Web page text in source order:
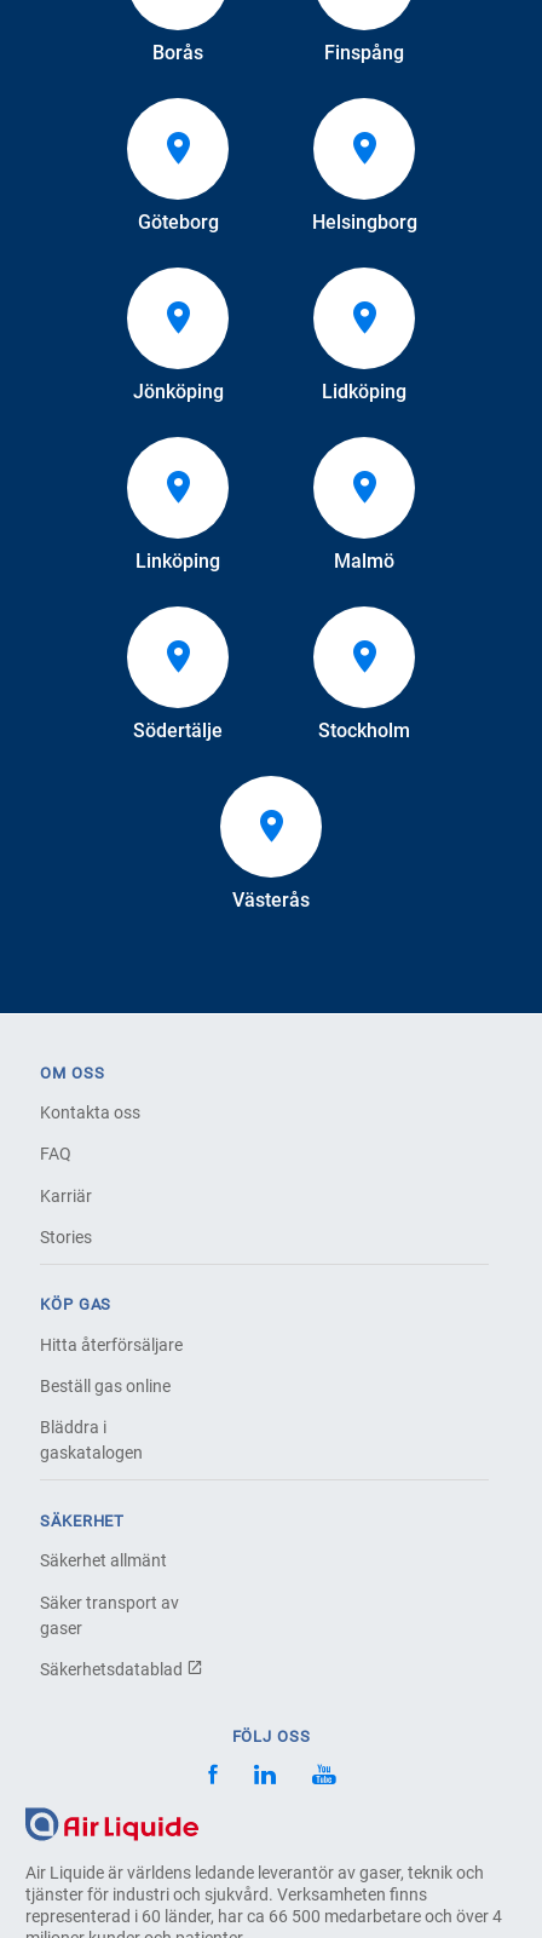
Borås Finspång
Göteborg Helsingborg
Jönköping Lidköping
Linköping Malmö
Södertälje Stockholm
Västerås
Air Liquide är världens ledande leverantör av gaser, teknik och
tjänster för industri och sjukvård. Verksamheten finns
representerad i 60 länder, har ca 66 500 medarbetare och över 4
OM OSS
Kontakta oss
FAQ
Karriär
Stories
KÖP GAS
Hitta återförsäljare
Beställ gas online
Bläddra i
gaskatalogen
SÄKERHET
Säkerhet allmänt
Säker transport av
gaser
Säkerhetsdatablad
FÖLJ OSS